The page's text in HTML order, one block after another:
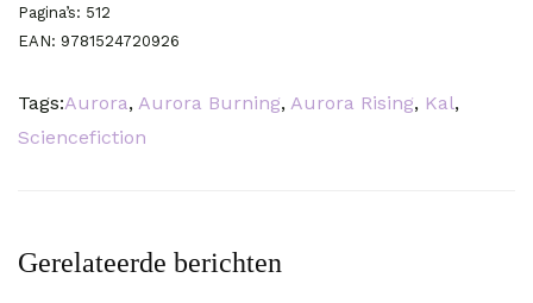
Pagina’s: 512
EAN: 9781524720926
Tags:Aurora, Aurora Burning, Aurora Rising, Kal,
Sciencefiction
Gerelateerde berichten